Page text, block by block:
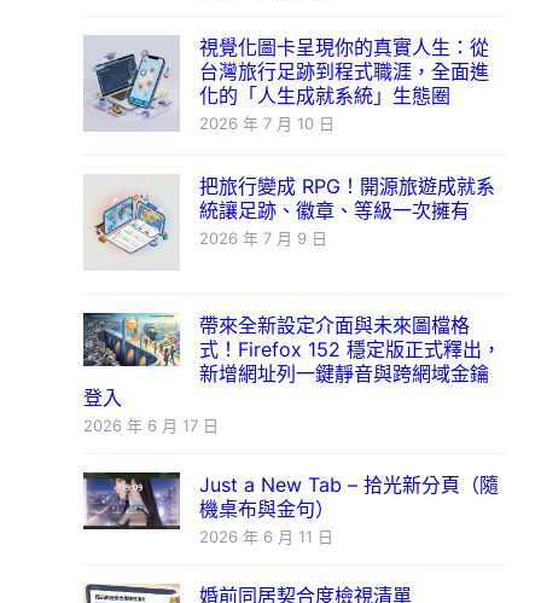
視覺化圖卡呈現你的真實人生：從
台灣旅行足跡到程式職涯，全面進
化的「人生成就系統」生態圈
2026 年 7 月 10 日
把旅行變成 RPG！開源旅遊成就系
統讓足跡、徽章、等級一次擁有
2026 年 7 月 9 日
帶來全新設定介面與未來圖檔格
式！Firefox 152 穩定版正式釋出，
新增網址列一鍵靜音與跨網域金鑰
登入
2026 年 6 月 17 日
Just a New Tab – 拾光新分頁（隨
機桌布與金句）
2026 年 6 月 11 日
婚前同居契合度檢視清單